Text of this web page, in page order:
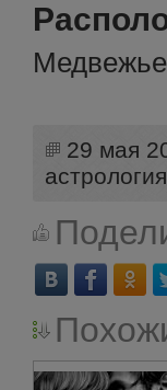
29 мая
астрология